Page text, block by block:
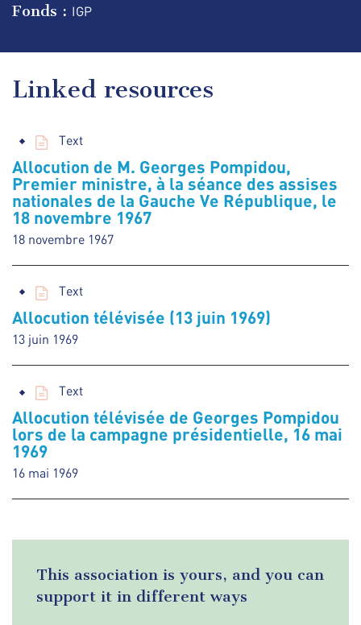
Fonds : IGP
Linked resources
Text
Allocution de M. Georges Pompidou,
Premier ministre, à la séance des assises
nationales de la Gauche Ve République, le
18 novembre 1967
18 novembre 1967
Text
Allocution télévisée (13 juin 1969)
13 juin 1969
Text
Allocution télévisée de Georges Pompidou
lors de la campagne présidentielle, 16 mai
1969
16 mai 1969
This association is yours, and you can
support it in different ways